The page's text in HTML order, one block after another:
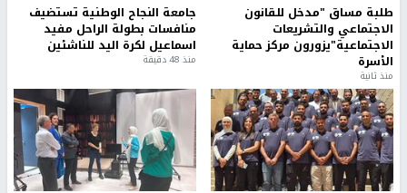
طلبة مساق "مدخل للقانون
الاجتماعي والتشريعات
الاجتماعية"يزورون مركز حماية
الأسرة
منذ ثانية
جامعة النجاح الوطنية تستضيف
منافسات بطولة الراحل مفيد
اسماعيل لكرة اليد للناشئين
منذ 48 دقيقة